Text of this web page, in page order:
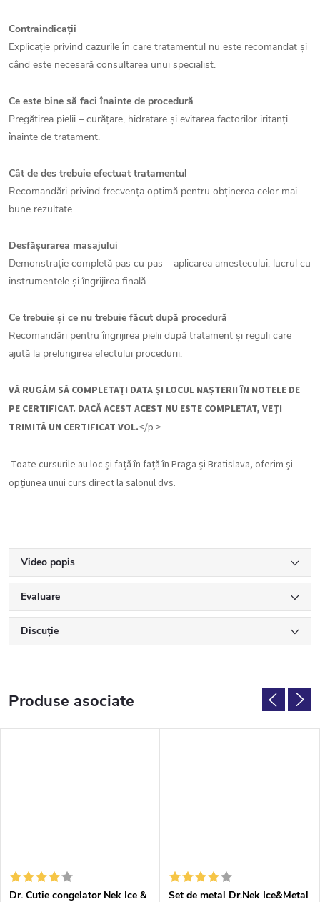
Contraindicații
Explicație privind cazurile în care tratamentul nu este recomandat și
când este necesară consultarea unui specialist.
Ce este bine să faci înainte de procedură
Pregătirea pielii – curățare, hidratare și evitarea factorilor iritanți
înainte de tratament.
Cât de des trebuie efectuat tratamentul
Recomandări privind frecvența optimă pentru obținerea celor mai
bune rezultate.
Desfășurarea masajului
Demonstrație completă pas cu pas – aplicarea amestecului, lucrul cu
instrumentele și îngrijirea finală.
Ce trebuie și ce nu trebuie făcut după procedură
Recomandări pentru îngrijirea pielii după tratament și reguli care
ajută la prelungirea efectului procedurii.
VĂ RUGĂM SĂ COMPLETAȚI DATA ȘI LOCUL NAȘTERII ÎN NOTELE DE
PE CERTIFICAT. DACĂ ACEST ACEST NU ESTE COMPLETAT, VEȚI
TRIMITĂ UN CERTIFICAT VOL.</p >
Toate cursurile au loc și față în față în Praga și Bratislava, oferim și
opțiunea unui curs direct la salonul dvs.
Video popis
Evaluare
Discuţie
Produse asociate
Dr. Cutie congelator Nek Ice & Set de metal Dr.Nek Ice&Metal